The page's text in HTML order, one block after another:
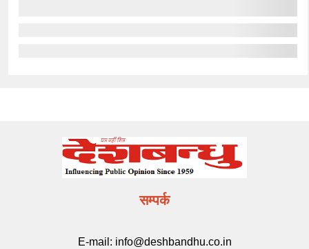
सम्पर्क
E-mail: info@deshbandhu.co.in